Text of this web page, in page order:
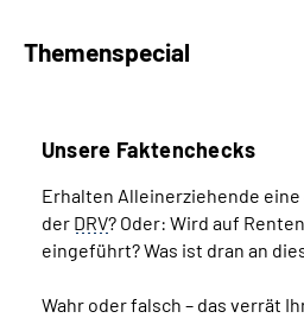
Themenspecial
Unsere Faktenchecks
Erhalten Alleinerziehende
der DRV? Oder: Wird auf
eingeführt? Was ist dran an
Wahr oder falsch – das verrät